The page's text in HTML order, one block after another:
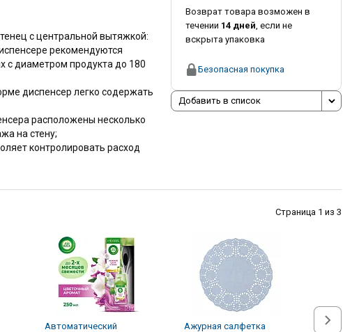
с центральной вытяжкой:
рекомендуются
с диаметром продукта до 180
диспенсер легко содержать
расположены несколько
на стену;
контролировать расход
Возврат товара возможен в
течении 14 дней, если не
вскрыта упаковка
Безопасная покупка
Добавить в список
Страница 1 из 3
Автоматический
Ажурная салфетка